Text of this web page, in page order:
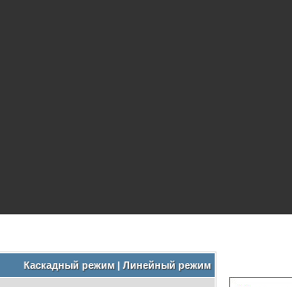
Каскадный режим| Линейный режим